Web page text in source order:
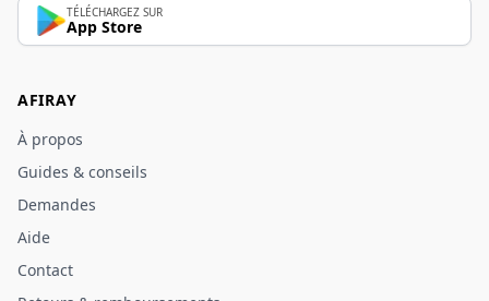
TÉLÉCHARGEZ SUR
App Store
AFIRAY
À propos
Guides & conseils
Demandes
Aide
Contact